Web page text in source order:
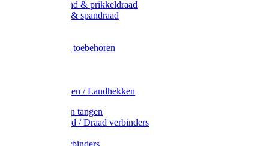
Metaal draad & prikkeldraad
Binddraad & spandraad
Afrasternet toebehoren
Weidehekken / Landhekken
Spanners en tangen
Lint / Koord / Draad verbinders
Litzclip verbinders